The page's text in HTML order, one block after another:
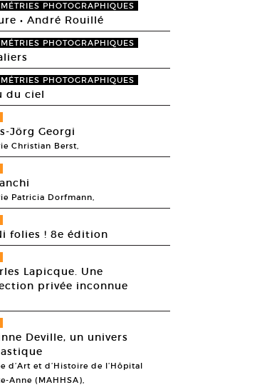
PHOTOGRAPHIQUES
• André Rouillé
PHOTOGRAPHIQUES
PHOTOGRAPHIQUES
du ciel
Jörg Georgi
Christian Berst,
Patricia Dorfmann,
folies ! 8e édition
Lapicque. Une
privée inconnue
Deville, un univers
d’Art et d’Histoire de l’Hôpital
Anne (MAHHSA),